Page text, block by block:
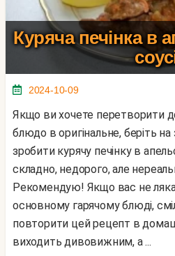
Куряча печінка в
2024-10-09
Якщо ви хочете перетворити досить повсякденне
блюдо в оригінальне, беріть
зробити курячу печінку в
складно, недорого, але
Рекомендую! Якщо вас не
основному гарячому блюді,
повторити цей рецепт в
виходить дивовижним, а ...